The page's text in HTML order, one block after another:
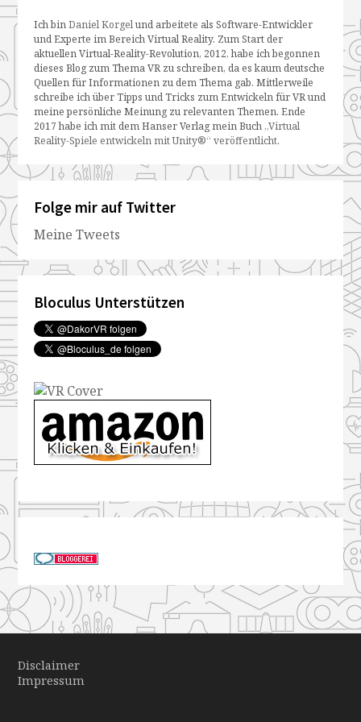
Ich binDaniel Korgelund arbeitete als Software-Entwickler
und Experte im Bereich Virtual Reality. Zum Start der
aktuellen Virtual-Reality-Revolution, 2012, habe ich begonnen
dieses Blog zum Thema VR zu schreiben, da es kaum deutsche
Quellen für Informationen zu dem Thema gab. Mittlerweile
schreibe ich über Tipps und Tricks zum Entwickeln für VR und
meine persönliche Meinung zu relevanten Themen. Ende
2017 habe ich mit dem Hanser Verlag mein Buch „Virtual
Reality-Spiele entwickeln mit Unity®“ veröffentlicht.
Folge mir auf Twitter
Meine Tweets
Bloculus Unterstützen
Disclaimer
Impressum